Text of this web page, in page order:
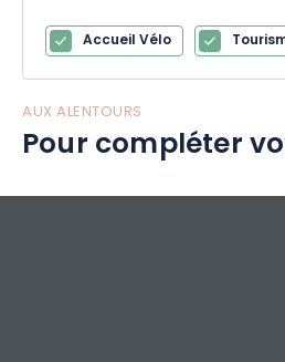
Accueil Vélo
AUX ALENTOURS
Pour compléter